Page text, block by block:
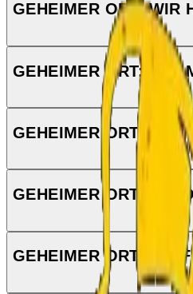
GEHEIMER ORT: WIR
GEHEIMER ORT: WIR
GEHEIMER ORT: WIR
GEHEIMER ORT: MIT
GEHEIMER ORT: DIE